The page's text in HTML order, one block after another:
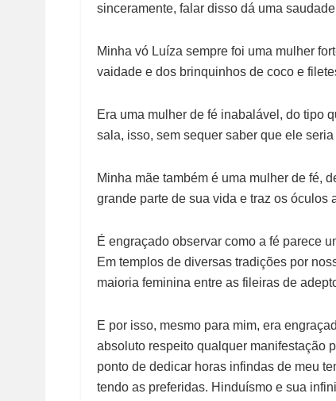
sinceramente, falar disso dá uma
Minha vó Luíza sempre foi uma mulher
vaidade e dos brinquinhos de coco e
Era uma mulher de fé inabalável, do tipo
sala, isso, sem sequer saber que ele
Minha mãe também é uma mulher de fé,
grande parte de sua vida e traz os óculos
É engraçado observar como a fé parece
Em templos de diversas tradições por
maioria feminina entre as fileiras de
E por isso, mesmo para mim, era
absoluto respeito qualquer manifestação
ponto de dedicar horas infindas de meu
tendo as preferidas. Hinduísmo e sua